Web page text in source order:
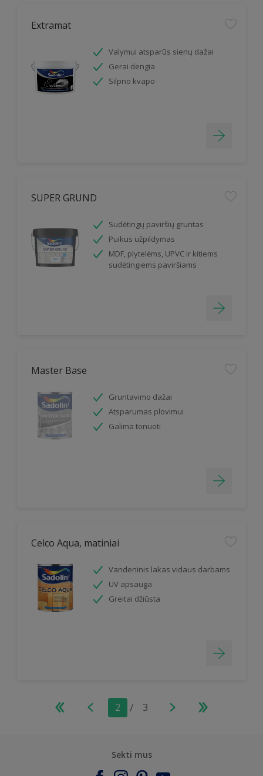
Extramat
Valymui atsparūs sienų dažai
Gerai dengia
Silpno kvapo
SUPER GRUND
Sudėtingų paviršių gruntas
Puikus užpildymas
MDF, plytelėms, UPVC ir kitiems
sudėtingiems paviršiams
Master Base
Gruntavimo dažai
Atsparumas plovimui
Galima tonuoti
Celco Aqua, matiniai
Vandeninis lakas vidaus darbams
UV apsauga
Greitai džiūsta
2 / 3
Sekti mus